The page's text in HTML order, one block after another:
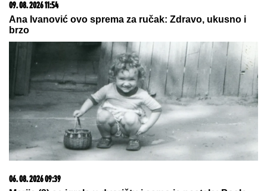
Većina građana izgubi novac pre nego što stigne na
letovanje - ovih 7 troškova skoro niko ne planira